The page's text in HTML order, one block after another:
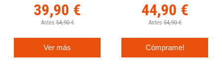
39,90 €
Antes 54,90 €
Ver más
44,90 €
Antes 54,90 €
Cómprame!